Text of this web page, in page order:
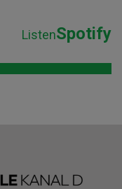
ListenSpotify